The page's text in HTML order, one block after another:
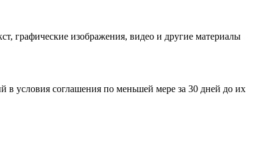
графические изображения, видео и другие материалы
условия соглашения по меньшей мере за 30 дней до их